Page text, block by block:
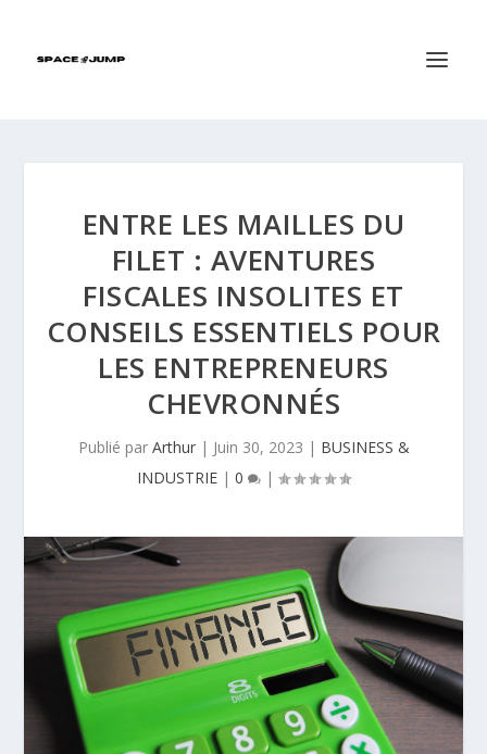
ENTRE LES MAILLES DU
FILET : AVENTURES
FISCALES INSOLITES ET
CONSEILS ESSENTIELS POUR
LES ENTREPRENEURS
CHEVRONNÉS
Publié par Arthur| Juin 30, 2023 | BUSINESS &
INDUSTRIE | 0 |